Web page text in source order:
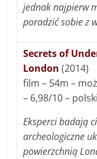
jednak najpierw
poradzić sobie z
Secrets of
London (2014)
film – 54m –
– 6,98/10 –
Eksperci badają
archeologiczne
powierzchnią